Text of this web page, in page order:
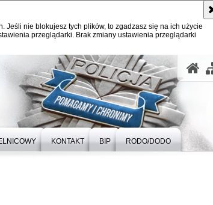
Jeśli nie blokujesz tych plików, to zgadzasz się na ich użycie
przeglądarki. Brak zmiany ustawienia przeglądarki
KONTAKT BIP RODO/DODO